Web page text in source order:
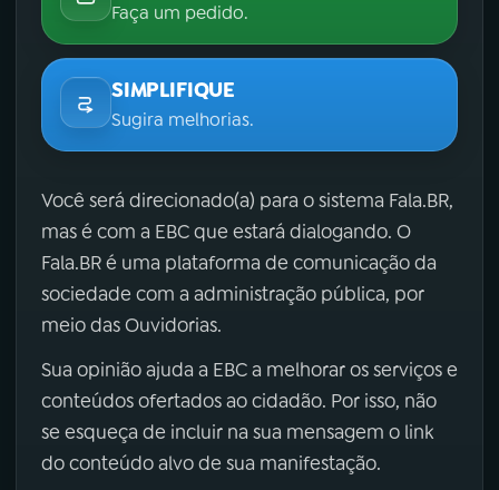
Faça um pedido.
SIMPLIFIQUE
Sugira melhorias.
Você será direcionado(a) para o sistema Fala.BR,
mas é com a EBC que estará dialogando. O
Fala.BR é uma plataforma de comunicação da
sociedade com a administração pública, por
meio das Ouvidorias.
Sua opinião ajuda a EBC a melhorar os serviços e
conteúdos ofertados ao cidadão. Por isso, não
se esqueça de incluir na sua mensagem o link
do conteúdo alvo de sua manifestação.